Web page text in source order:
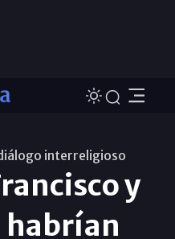
interreligioso
y
habrían